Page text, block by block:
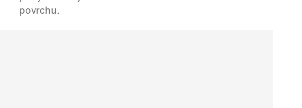
povrchu.